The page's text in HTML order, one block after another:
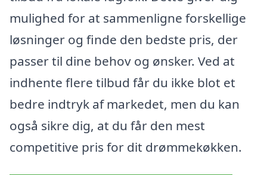
mulighed for at sammenligne forskellige
løsninger og finde den bedste pris, der
passer til dine behov og ønsker. Ved at
indhente flere tilbud får du ikke blot et
bedre indtryk af markedet, men du kan
også sikre dig, at du får den mest
competitive pris for dit drømmekøkken.